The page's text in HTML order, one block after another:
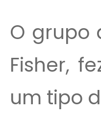
O grupo
Fisher,
um tipo